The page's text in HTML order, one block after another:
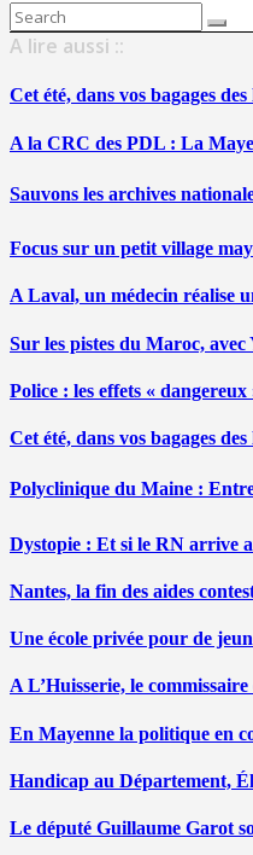
Search
for:
A lire aussi ::
Cet été, dans vos bagages
A la CRC des PDL : La
Sauvons les archives
Focus sur un petit village
A Laval, un médecin réalise
Sur les pistes du Maroc,
Police : les effets «
Cet été, dans vos bagages
Polyclinique du Maine :
Dystopie : Et si le RN arrive
Nantes, la fin des aides
Une école privée pour de
A L’Huisserie, le
En Mayenne la politique en
Handicap au Département,
Le député Guillaume Garot